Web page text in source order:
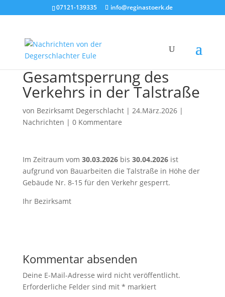
07121-139335 info@reginastoerk.de
Gesamtsperrung des
Verkehrs in der Talstraße
von Bezirksamt Degerschlacht| 24.März.2026|
Nachrichten | 0 Kommentare
Im Zeitraum vom 30.03.2026 bis 30.04.2026ist
aufgrund von Bauarbeiten die Talstraße in Höhe der
Gebäude Nr. 8-15 für den Verkehr gesperrt.
Ihr Bezirksamt
Kommentar absenden
Deine E-Mail-Adresse wird nicht veröffentlicht.
Erforderliche Felder sind mit * markiert